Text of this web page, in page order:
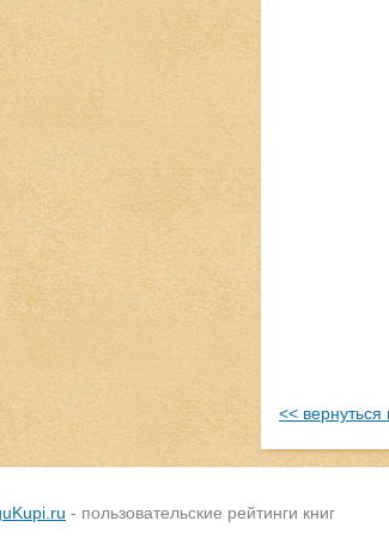
<< вернуться
- пользовательские рейтинги книг